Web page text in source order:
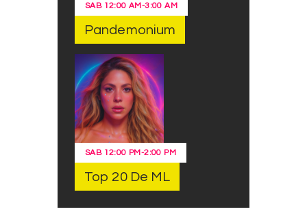
SAB 12:00 AM-3:00 AM
Pandemonium
SAB 12:00 PM-2:00 PM
Top 20 De ML